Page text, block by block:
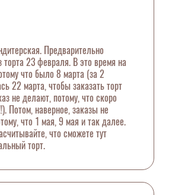
Предварительно
торта 23 февраля. В это время на
что было 8 марта (за 2
22 марта, чтобы заказать торт
не делают, потому, что скоро
Потом, наверное, заказы не
что 1 мая, 9 мая и так далее.
что сможете тут
торт.